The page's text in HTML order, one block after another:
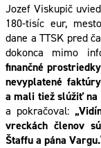
Jozef Viskupič
180-tisíc eur,
dane a TTSK pred
dokonca mimo
finančné
nevyplatené
a mali tiež slúžiť na
a pokračoval:
vreckách členov
Štaffu a pána